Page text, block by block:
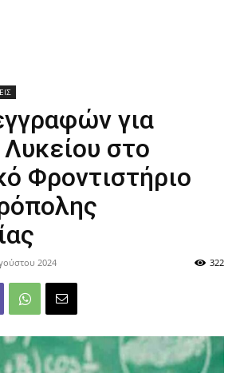
για
στο
Φροντιστήριο
2024 322